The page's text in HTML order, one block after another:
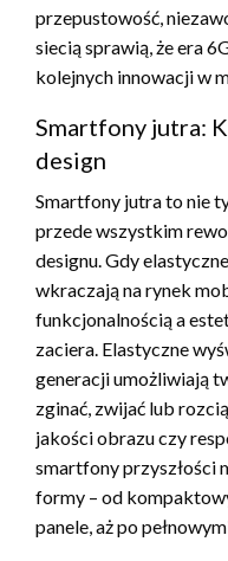
przepustowość,
siecią sprawią, że era
kolejnych innowacji w
Smartfony jutra:
design
Smartfony jutra to nie
przede wszystkim
designu. Gdy
wkraczają na rynek
funkcjonalnością a
zaciera. Elastyczne
generacji umożliwiają
zginać, zwijać lub
jakości obrazu czy
smartfony przyszłości
formy – od
panele, aż po